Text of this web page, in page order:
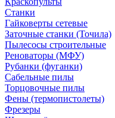
Станки
Гайковерты сетевые
Заточные станки (Точила)
Пылесосы строительные
Реноваторы (МФУ)
Рубанки (фуганки)
Сабельные пилы
Торцовочные пилы
Фены (термопистолеты)
Фрезеры